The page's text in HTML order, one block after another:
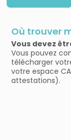
Où trouver
Vous devez
Vous pouvez
télécharger
votre espace
attestations).